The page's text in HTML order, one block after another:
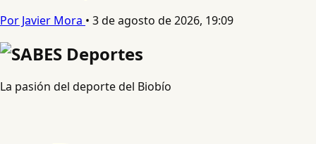
Por Javier Mora • 3 de agosto de 2026, 19:09
La pasión del deporte del Biobío